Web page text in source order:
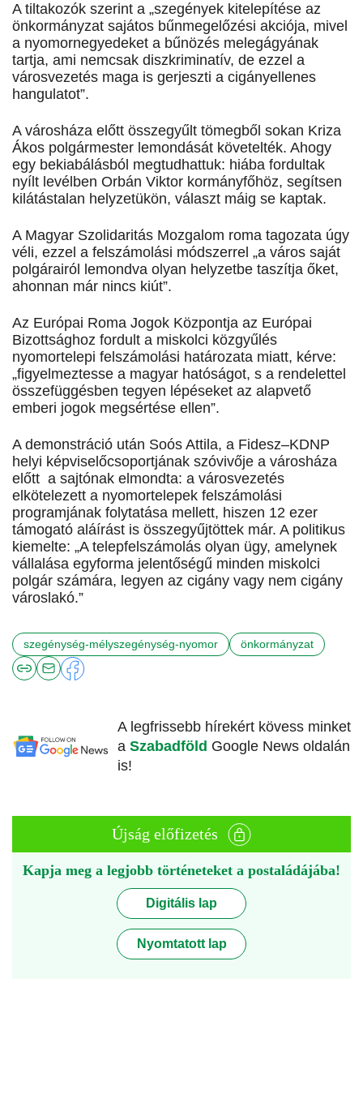
A tiltakozók szerint a „szegények kitelepítése az
önkormányzat sajátos bűnmegelőzési akciója, mivel
a nyomornegyedeket a bűnözés melegágyának
tartja, ami nemcsak diszkriminatív, de ezzel a
városvezetés maga is gerjeszti a cigányellenes
hangulatot”.
A városháza előtt összegyűlt tömegből sokan Kriza
Ákos polgármester lemondását követelték. Ahogy
egy bekiabálásból megtudhattuk: hiába fordultak
nyílt levélben Orbán Viktor kormányfőhöz, segítsen
kilátástalan helyzetükön, választ máig se kaptak.
A Magyar Szolidaritás Mozgalom roma tagozata úgy
véli, ezzel a felszámolási módszerrel „a város saját
polgárairól lemondva olyan helyzetbe taszítja őket,
ahonnan már nincs kiút”.
Az Európai Roma Jogok Központja az Európai
Bizottsághoz fordult a miskolci közgyűlés
nyomortelepi felszámolási határozata miatt, kérve:
„figyelmeztesse a magyar hatóságot, s a rendelettel
összefüggésben tegyen lépéseket az alapvető
emberi jogok megsértése ellen”.
A demonstráció után Soós Attila, a Fidesz–KDNP
helyi képviselőcsoportjának szóvivője a városháza
előtt a sajtónak elmondta: a városvezetés
elkötelezett a nyomortelepek felszámolási
programjának folytatása mellett, hiszen 12 ezer
támogató aláírást is összegyűjtöttek már. A politikus
kiemelte: „A telepfelszámolás olyan ügy, amelynek
vállalása egyforma jelentőségű minden miskolci
polgár számára, legyen az cigány vagy nem cigány
városlakó.”
szegénység-mélyszegénység-nyomor önkormányzat
A legfrissebb hírekért kövess minket
a Szabadföld Google News oldalán
is!
Újság előfizetés
Kapja meg a legjobb történeteket a postaládájába!
Digitális lap
Nyomtatott lap